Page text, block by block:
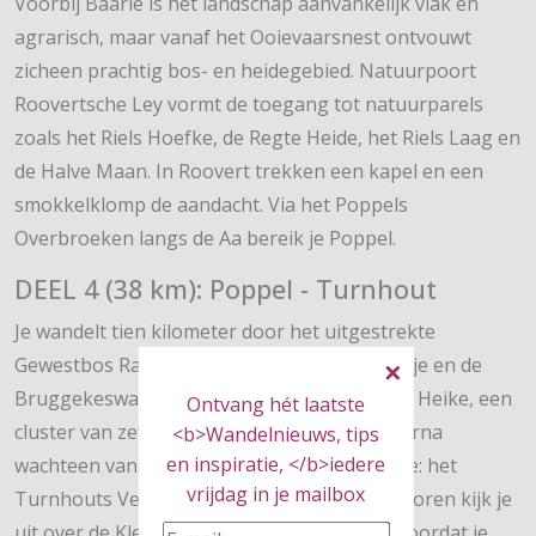
Ontvang hét laatste
<b>Wandelnieuws, tips
en inspiratie, </b>iedere
vrijdag in je mailbox
agrarisch, maar vanaf het Ooievaarsnest ontvouwt
zicheen prachtig bos- en heidegebied. Natuurpoort
Roovertsche Ley vormt de toegang tot natuurparels
zoals het Riels Hoefke, de Regte Heide, het Riels Laag en
de Halve Maan. In Roovert trekken een kapel en een
smokkelklomp de aandacht. Via het Poppels
Overbroeken langs de Aa bereik je Poppel.
DEEL 4 (38 km): Poppel - Turnhout
Je wandelt tien kilometer door het uitgestrekte
Gewestbos Ravels, langs het Miezerige Paadje en de
Bruggekeswandeling. Voorbij Ravels ligt Het Heike, een
cluster van zeventien oude grafheuvels. Daarna
wachteen van de hoogtepunten van de route: het
Turnhouts Vennengebied. Vanaf de uitzichttoren kijk je